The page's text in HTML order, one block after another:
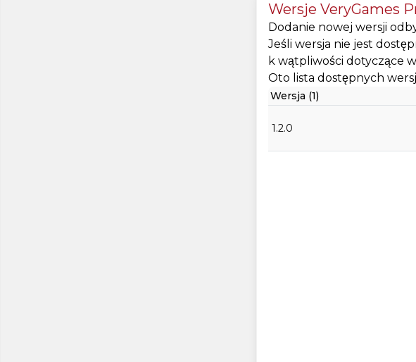
Wersje VeryGames
Dodanie nowej wersji
Jeśli wersja nie jest
k wątpliwości dotyczące
Oto lista dostępnych
Wersja (1)
1.2.0